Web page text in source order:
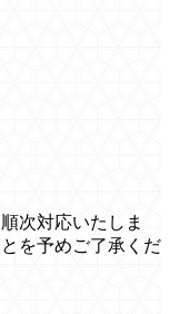
次対応いたしま
を予めご了承くだ